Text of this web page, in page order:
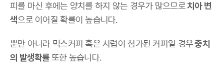
피를 마신 후에는 양치를 하지 않는 경우가 많으므로치아 변
색으로 이어질 확률이 높습니다.
뿐만 아니라 믹스커피 혹은 시럽이 첨가된 커피일 경우충치
의 발생확률또한 높습니다.